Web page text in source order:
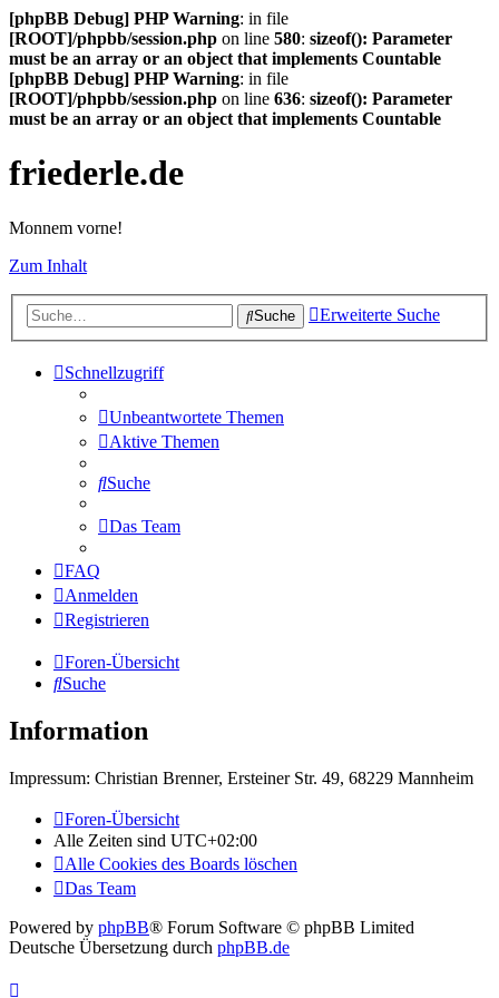
[phpBB Debug] PHP Warning: in file
[ROOT]/phpbb/session.php on line 580: sizeof(): Parameter
must be an array or an object that implements Countable
[phpBB Debug] PHP Warning: in file
[ROOT]/phpbb/session.php on line 636: sizeof(): Parameter
must be an array or an object that implements Countable
friederle.de
Monnem vorne!
Zum Inhalt
Suche Erweiterte Suche
Schnellzugriff
Unbeantwortete Themen
Aktive Themen
Suche
Das Team
FAQ
Anmelden
Registrieren
Foren-Übersicht
Suche
Information
Impressum: Christian Brenner, Ersteiner Str. 49, 68229 Mannheim
Foren-Übersicht
Alle Zeiten sind UTC+02:00
Alle Cookies des Boards löschen
Das Team
Powered by phpBB® Forum Software © phpBB Limited
Deutsche Übersetzung durch phpBB.de